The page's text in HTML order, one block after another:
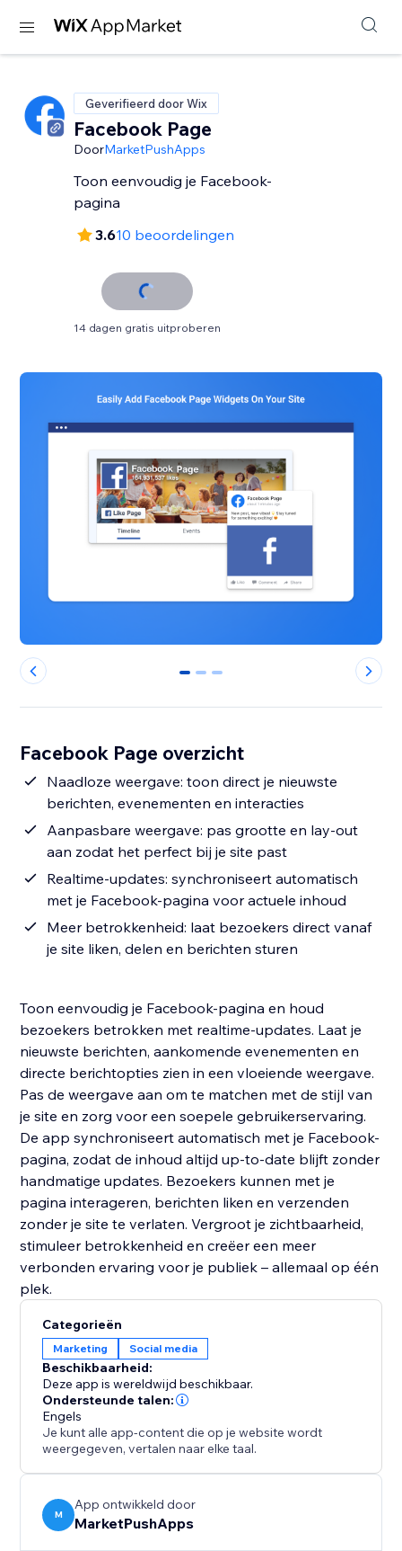
Geverifieerd door Wix
Facebook Page
DoorMarketPushApps
Toon eenvoudig je Facebook-
pagina
3.610 beoordelingen
14 dagen gratis uitproberen
0 1 2
Facebook Page overzicht
Naadloze weergave: toon direct je nieuwste
berichten, evenementen en interacties
Aanpasbare weergave: pas grootte en lay-out
aan zodat het perfect bij je site past
Realtime-updates: synchroniseert automatisch
met je Facebook-pagina voor actuele inhoud
Meer betrokkenheid: laat bezoekers direct vanaf
je site liken, delen en berichten sturen
Toon eenvoudig je Facebook-pagina en houd
bezoekers betrokken met realtime-updates. Laat je
nieuwste berichten, aankomende evenementen en
directe berichtopties zien in een vloeiende weergave.
Pas de weergave aan om te matchen met de stijl van
je site en zorg voor een soepele gebruikerservaring.
De app synchroniseert automatisch met je Facebook-
pagina, zodat de inhoud altijd up-to-date blijft zonder
handmatige updates. Bezoekers kunnen met je
pagina interageren, berichten liken en verzenden
zonder je site te verlaten. Vergroot je zichtbaarheid,
stimuleer betrokkenheid en creëer een meer
verbonden ervaring voor je publiek – allemaal op één
plek.
Categorieën
Marketing Social media
Beschikbaarheid:
Deze app is wereldwijd beschikbaar.
Ondersteunde talen:
Engels
Je kunt alle app-content die op je website wordt
weergegeven, vertalen naar elke taal.
M
App ontwikkeld door
MarketPushApps